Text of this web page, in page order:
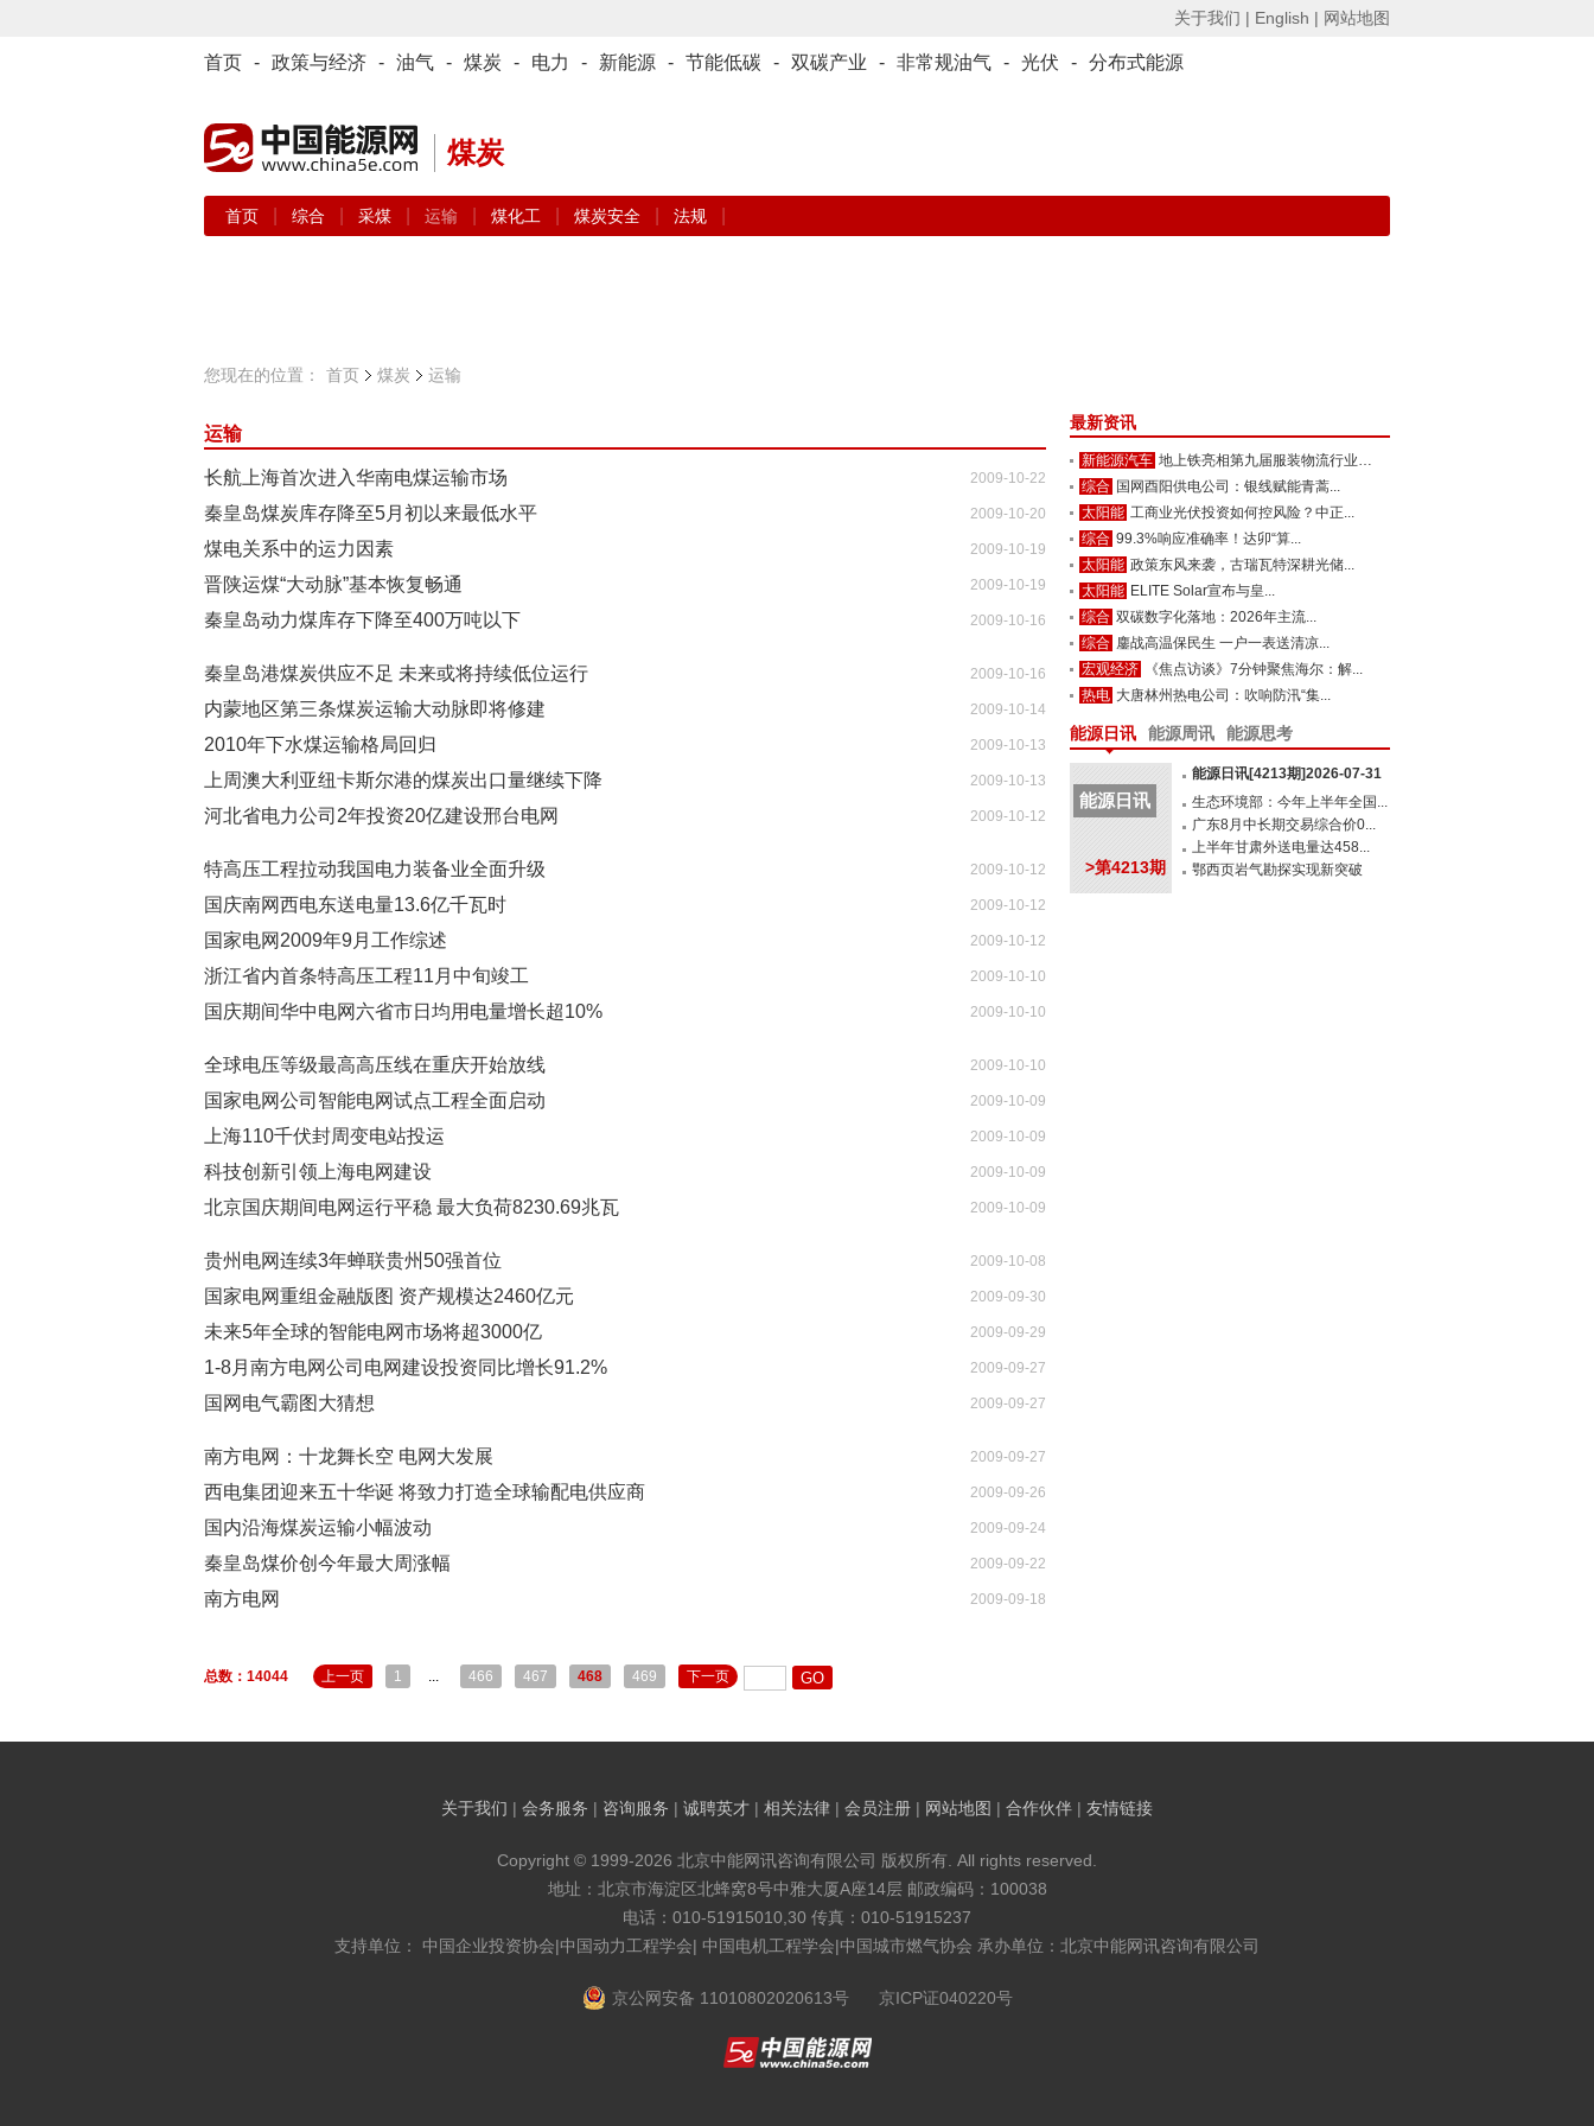
关于我们 | English | 网站地图
首页 - 政策与经济 - 油气 - 煤炭 - 电力 - 新能源 - 节能低碳 - 双碳产业 - 非常规油气 - 光伏 - 分布式能源
煤炭
首页 综合 采煤 运输 煤化工 煤炭安全 法规
您现在的位置： 首页 煤炭 运输
运输
2009-10-22
长航上海首次进入华南电煤运输市场
2009-10-20
秦皇岛煤炭库存降至5月初以来最低水平
2009-10-19
煤电关系中的运力因素
2009-10-19
晋陕运煤“大动脉”基本恢复畅通
2009-10-16
秦皇岛动力煤库存下降至400万吨以下
2009-10-16
秦皇岛港煤炭供应不足 未来或将持续低位运行
2009-10-14
内蒙地区第三条煤炭运输大动脉即将修建
2009-10-13
2010年下水煤运输格局回归
2009-10-13
上周澳大利亚纽卡斯尔港的煤炭出口量继续下降
2009-10-12
河北省电力公司2年投资20亿建设邢台电网
2009-10-12
特高压工程拉动我国电力装备业全面升级
2009-10-12
国庆南网西电东送电量13.6亿千瓦时
2009-10-12
国家电网2009年9月工作综述
2009-10-10
浙江省内首条特高压工程11月中旬竣工
2009-10-10
国庆期间华中电网六省市日均用电量增长超10%
2009-10-10
全球电压等级最高高压线在重庆开始放线
2009-10-09
国家电网公司智能电网试点工程全面启动
2009-10-09
上海110千伏封周变电站投运
2009-10-09
科技创新引领上海电网建设
2009-10-09
北京国庆期间电网运行平稳 最大负荷8230.69兆瓦
2009-10-08
贵州电网连续3年蝉联贵州50强首位
2009-09-30
国家电网重组金融版图 资产规模达2460亿元
2009-09-29
未来5年全球的智能电网市场将超3000亿
2009-09-27
1-8月南方电网公司电网建设投资同比增长91.2%
2009-09-27
国网电气霸图大猜想
2009-09-27
南方电网：十龙舞长空 电网大发展
2009-09-26
西电集团迎来五十华诞 将致力打造全球输配电供应商
2009-09-24
国内沿海煤炭运输小幅波动
2009-09-22
秦皇岛煤价创今年最大周涨幅
2009-09-18
南方电网
总数：14044 上一页 1 ... 466 467 468 469 下一页
最新资讯
新能源汽车 地上铁亮相第九届服装物流行业年...
综合 国网酉阳供电公司：银线赋能青蒿...
太阳能 工商业光伏投资如何控风险？中正...
综合 99.3%响应准确率！达卯“算...
太阳能 政策东风来袭，古瑞瓦特深耕光储...
太阳能 ELITE Solar宣布与皇...
综合 双碳数字化落地：2026年主流...
综合 鏖战高温保民生 一户一表送清凉...
宏观经济
《焦点访谈》7分钟聚焦海尔：解...
热电 大唐林州热电公司：吹响防汛“集...
能源日讯 能源周讯 能源思考
能源日讯
>第4213期
能源日讯[4213期]2026-07-31
生态环境部：今年上半年全国...
广东8月中长期交易综合价0...
上半年甘肃外送电量达458...
鄂西页岩气勘探实现新突破
关于我们 | 会务服务 | 咨询服务 | 诚聘英才 | 相关法律 | 会员注册 | 网站地图 | 合作伙伴 | 友情链接
Copyright © 1999-2026 北京中能网讯咨询有限公司 版权所有. All rights reserved.
地址：北京市海淀区北蜂窝8号中雅大厦A座14层 邮政编码：100038
电话：010-51915010,30 传真：010-51915237
支持单位： 中国企业投资协会|中国动力工程学会| 中国电机工程学会|中国城市燃气协会 承办单位：北京中能网讯咨询有限公司
京公网安备 11010802020613号 京ICP证040220号